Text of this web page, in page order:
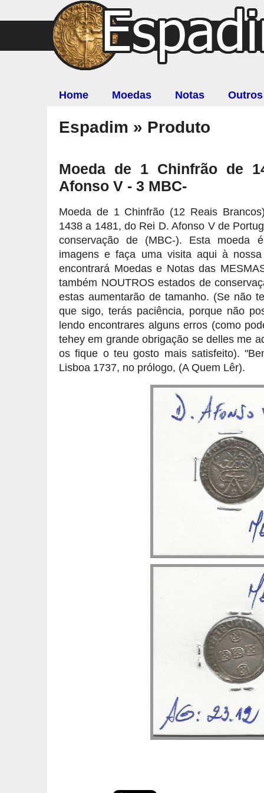
Home Moedas Notas Outros
Espadim » Produto
Moeda de 1 Chinfrão de
Afonso V - 3 MBC-
Moeda de 1 Chinfrão (12 Reais
1438 a 1481, do Rei D. Afonso V de
conservação de (MBC-). Esta moeda
imagens e faça uma visita aqui à
encontrará Moedas e Notas das
também NOUTROS estados de
estas aumentarão de tamanho. (Se não
que sigo, terás paciência, porque não
lendo encontrares alguns erros (como
tehey em grande obrigação se delles me
os fique o teu gosto mais satisfeito).
Lisboa 1737, no prólogo, (A Quem Lêr).